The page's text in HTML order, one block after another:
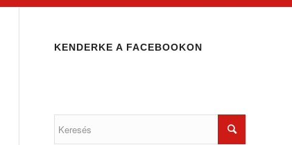
KENDERKE A FACEBOOKON